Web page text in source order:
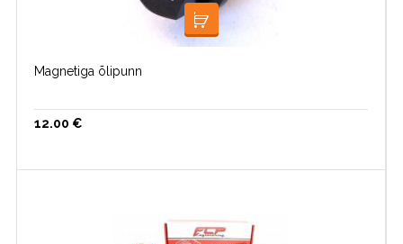
VALI
Magnetiga õlipunn
12.00 €